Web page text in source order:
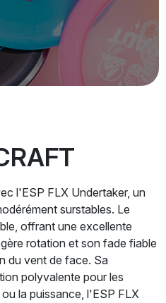
l'ESP FLX Undertaker, un
surstables. Le
offrant une excellente
rotation et son fade fiable
du vent de face. Sa
polyvalente pour les
la puissance, l'ESP FLX